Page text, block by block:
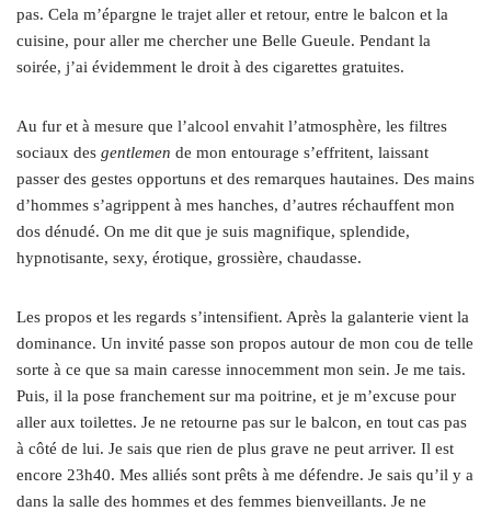
pas. Cela m’épargne le trajet aller et retour, entre le balcon et la
cuisine, pour aller me chercher une Belle Gueule. Pendant la
soirée, j’ai évidemment le droit à des cigarettes gratuites.
Au fur et à mesure que l’alcool envahit l’atmosphère, les filtres
sociaux des gentlemen de mon entourage s’effritent, laissant
passer des gestes opportuns et des remarques hautaines. Des mains
d’hommes s’agrippent à mes hanches, d’autres réchauffent mon
dos dénudé. On me dit que je suis magnifique, splendide,
hypnotisante, sexy, érotique, grossière, chaudasse.
Les propos et les regards s’intensifient. Après la galanterie vient la
dominance. Un invité passe son propos autour de mon cou de telle
sorte à ce que sa main caresse innocemment mon sein. Je me tais.
Puis, il la pose franchement sur ma poitrine, et je m’excuse pour
aller aux toilettes. Je ne retourne pas sur le balcon, en tout cas pas
à côté de lui. Je sais que rien de plus grave ne peut arriver. Il est
encore 23h40. Mes alliés sont prêts à me défendre. Je sais qu’il y a
dans la salle des hommes et des femmes bienveillants. Je ne